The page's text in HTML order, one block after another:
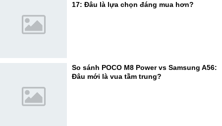
17: Đâu là lựa chọn đáng mua hơn?
So sánh POCO M8 Power vs Samsung A56:
Đâu mới là vua tầm trung?